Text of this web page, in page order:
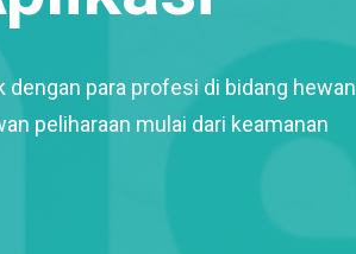
para profesi di bidang hewan
peliharaan mulai dari keamanan